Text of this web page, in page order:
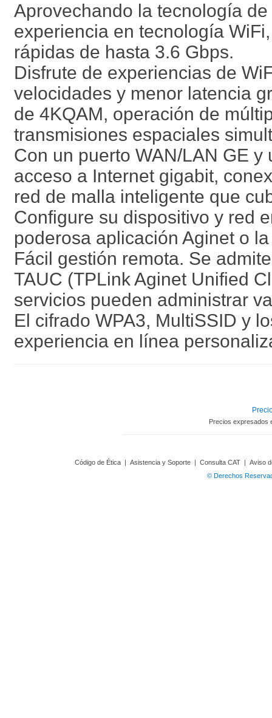
Aprovechando la tecnología
experiencia en tecnología
rápidas de hasta 3.6 Gbps.
Disfrute de experiencias de
velocidades y menor latencia
de 4KQAM, operación de
transmisiones espaciales
Con un puerto WAN/LAN GE
acceso a Internet gigabit,
red de malla inteligente que
Configure su dispositivo y red
poderosa aplicación Aginet o
Fácil gestión remota. Se
TAUC (TPLink Aginet Unified
servicios pueden administrar
El cifrado WPA3, MultiSSID y
experiencia en línea
Precios expresados
Código de Ética | Asistencia y Soporte | Consulta CAT | Aviso
© Derechos